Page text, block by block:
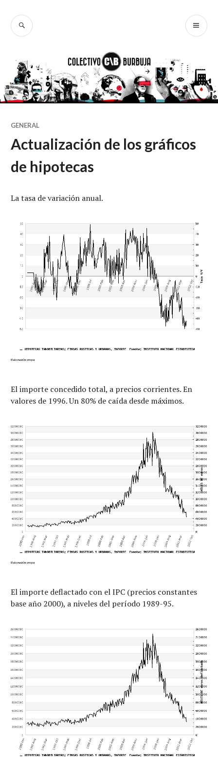
contenido
BUSCAR
GENERAL
Actualización de los gráficos
de hipotecas
La tasa de variación anual.
El importe concedido total, a precios corrientes. En
valores de 1996. Un 80% de caída desde máximos.
El importe deflactado con el IPC (precios constantes
base año 2000), a niveles del período 1989-95.